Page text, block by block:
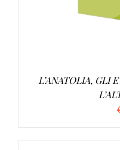
L’ANATOLIA, GLI